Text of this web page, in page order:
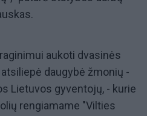
aukoti dvasinės
daugybė žmonių -
Lietuvos gyventojų, - kurie
rengiamame "Vilties